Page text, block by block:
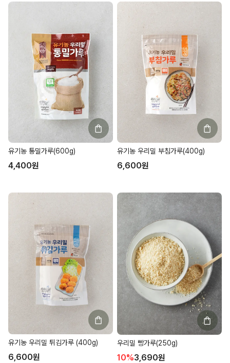
유기농 통밀가루(600g)
4,400원
유기농 우리밀 부침가루(400g)
6,600원
유기농 우리밀 튀김가루 (400g)
6,600원
우리밀 빵가루(250g)
10%3,690원